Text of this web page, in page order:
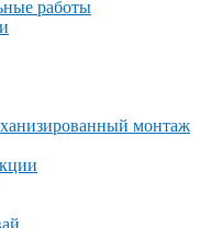
работы
монтаж